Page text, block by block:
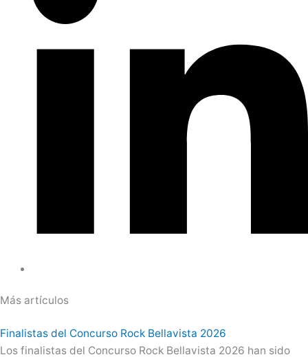
Más artículos
Finalistas del Concurso Rock Bellavista 2026
Los finalistas del Concurso Rock Bellavista 2026 han sido